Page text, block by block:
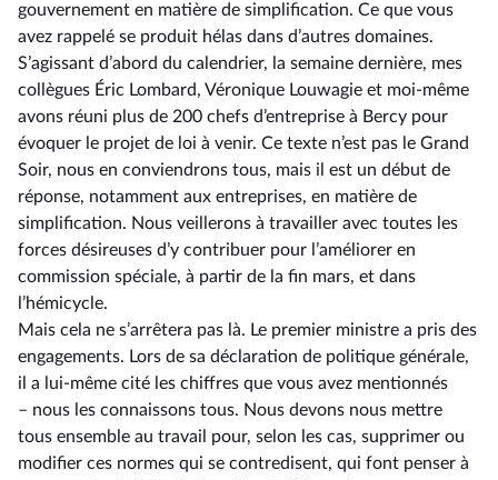
gouvernement en matière de simplification. Ce que vous
avez rappelé se produit hélas dans d’autres domaines.
S’agissant d’abord du calendrier, la semaine dernière, mes
collègues Éric Lombard, Véronique Louwagie et moi-même
avons réuni plus de 200 chefs d’entreprise à Bercy pour
évoquer le projet de loi à venir. Ce texte n’est pas le Grand
Soir, nous en conviendrons tous, mais il est un début de
réponse, notamment aux entreprises, en matière de
simplification. Nous veillerons à travailler avec toutes les
forces désireuses d’y contribuer pour l’améliorer en
commission spéciale, à partir de la fin mars, et dans
l’hémicycle.
Mais cela ne s’arrêtera pas là. Le premier ministre a pris des
engagements. Lors de sa déclaration de politique générale,
il a lui-même cité les chiffres que vous avez mentionnés
–⁠ nous les connaissons tous. Nous devons nous mettre
tous ensemble au travail pour, selon les cas, supprimer ou
modifier ces normes qui se contredisent, qui font penser à